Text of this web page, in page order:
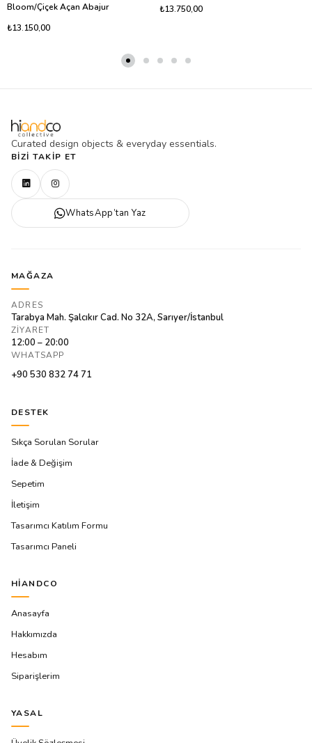
Bloom/Çiçek Açan Abajur
₺13.150,00
₺13.750,00
Curated design objects & everyday essentials.
BIZI TAKIP ET
WhatsApp’tan Yaz
MAĞAZA
ADRES
Tarabya Mah. Şalcıkır Cad. No 32A, Sarıyer/İstanbul
ZIYARET
12:00 – 20:00
WHATSAPP
+90 530 832 74 71
DESTEK
Sıkça Sorulan Sorular
İade & Değişim
Sepetim
İletişim
Tasarımcı Katılım Formu
Tasarımcı Paneli
HIANDCO
Anasayfa
Hakkımızda
Hesabım
Siparişlerim
YASAL